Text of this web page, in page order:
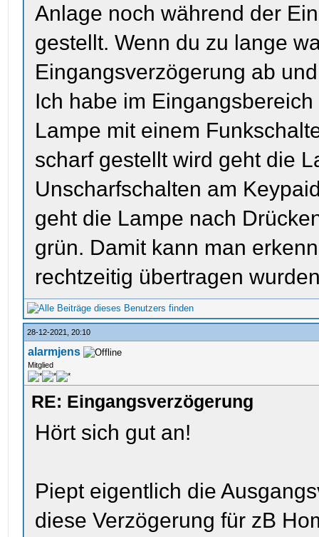
Anlage noch während der
gestellt. Wenn du zu lange
Eingangsverzögerung ab
Ich habe im
Lampe mit einem
scharf gestellt wird geht die
Unscharfschalten am
geht die Lampe nach
grün. Damit kann man
rechtzeitig übertragen
28-12-2021, 20:10
alarmjens
Mitglied
RE: Eingangsverzögerung
Hört sich gut an!
Piept eigentlich die
diese Verzögerung für zB